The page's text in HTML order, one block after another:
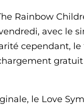
Rainbow
avec le
cependant,
le Love